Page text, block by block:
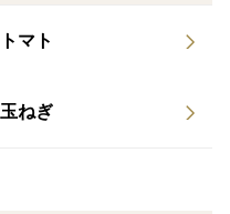
トマト
玉ねぎ